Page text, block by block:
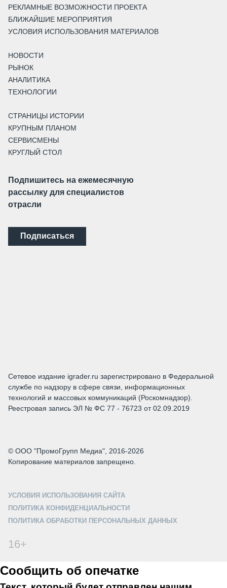
РЕКЛАМНЫЕ ВОЗМОЖНОСТИ ПРОЕКТА
БЛИЖАЙШИЕ МЕРОПРИЯТИЯ
УСЛОВИЯ ИСПОЛЬЗОВАНИЯ МАТЕРИАЛОВ
НОВОСТИ
РЫНОК
АНАЛИТИКА
ТЕХНОЛОГИИ
СТРАНИЦЫ ИСТОРИИ
КРУПНЫМ ПЛАНОМ
СЕРВИСМЕНЫ
КРУГЛЫЙ СТОЛ
Подпишитесь на ежемесячную
рассылку для специалистов
отрасли
Подписаться
Сетевое издание igrader.ru зарегистрировано в Федеральной
службе по надзору в сфере связи, информационных
технологий и массовых коммуникаций (Роскомнадзор).
Реестровая запись ЭЛ № ФС 77 - 76723 от 02.09.2019
© ООО "ПромоГрупп Медиа", 2016-2026
Копирование материалов запрещено.
УСЛОВИЯ ИСПОЛЬЗОВАНИЯ САЙТА
ПОЛИТИКА КОНФИДЕНЦИАЛЬНОСТИ
ПОЛИТИКА ОБРАБОТКИ ПЕРСОНАЛЬНЫХ ДАННЫХ
16+
Сообщить об опечатке